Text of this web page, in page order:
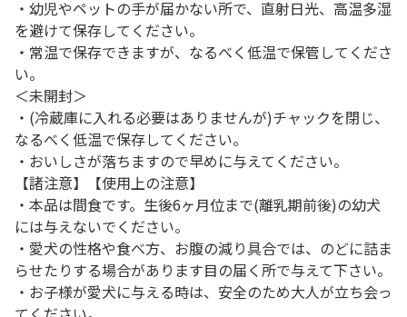
・幼児やペットの手が届かない所で、直射日光、高温多湿
を避けて保存してください。
・常温で保存できますが、なるべく低温で保管してくださ
い。
＜未開封＞
・(冷蔵庫に入れる必要はありませんが)チャックを閉じ、
なるべく低温で保存してください。
・おいしさが落ちますので早めに与えてください。
【諸注意】【使用上の注意】
・本品は間食です。生後6ヶ月位まで(離乳期前後)の幼犬
には与えないでください。
・愛犬の性格や食べ方、お腹の減り具合では、のどに詰ま
らせたりする場合があります目の届く所で与えて下さい。
・お子様が愛犬に与える時は、安全のため大人が立ち会っ